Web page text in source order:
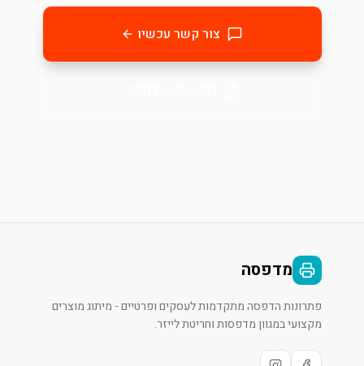
צור קשר עכשיו
מדפסה
פתרונות הדפסה מתקדמות לעסקים ופרטיים - מיתוג מוצרים
מקצועי במגוון מדפסות וחריטת לייזר.